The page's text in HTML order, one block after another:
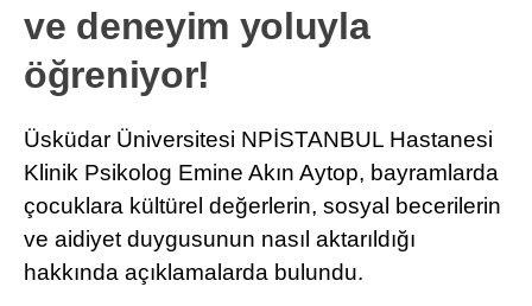
DÜNYA
MAGAZİN
SAĞLIK
TEKNOLOJİ
EĞİTİM
ve deneyim yoluyla
öğreniyor!
Üsküdar Üniversitesi NPİSTANBUL Hastanesi
Klinik Psikolog Emine Akın Aytop, bayramlarda
çocuklara kültürel değerlerin, sosyal becerilerin
ve aidiyet duygusunun nasıl aktarıldığı
hakkında açıklamalarda bulundu.